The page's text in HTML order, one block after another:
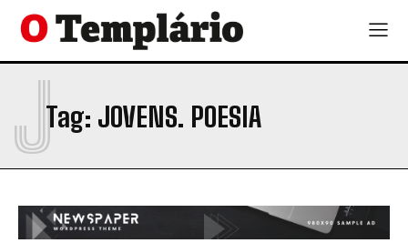
Tag: JOVENS. POESIA
J